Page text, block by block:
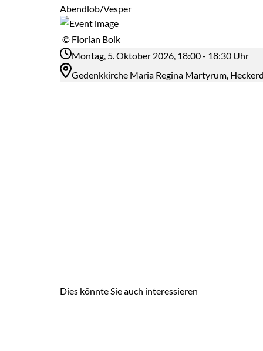
Abendlob/Vesper
© Florian Bolk
Montag, 5. Oktober 2026, 18:00 - 18:30 Uhr
Gedenkkirche Maria Regina Martyrum,
Dies könnte Sie auch interessieren